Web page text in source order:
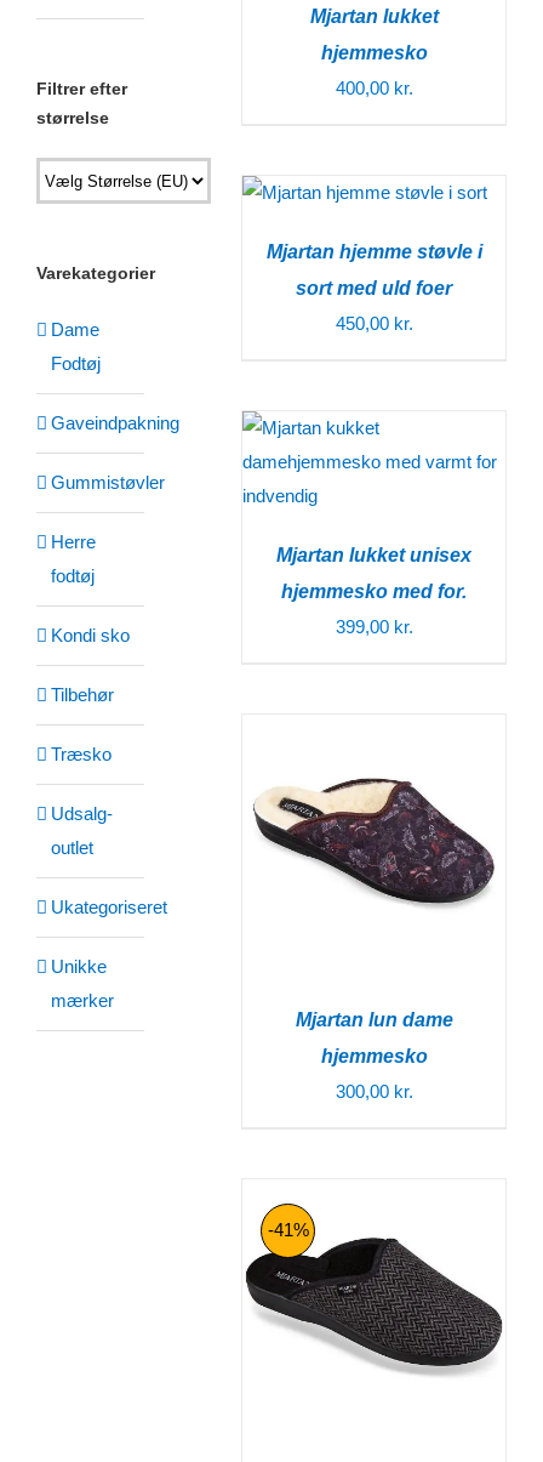
Mjartan lukket
hjemmesko
400,00 kr.
Mjartan hjemme støvle i
sort med uld foer
450,00 kr.
Mjartan lukket unisex
hjemmesko med for.
399,00 kr.
Mjartan lun dame
hjemmesko
300,00 kr.
-41%
pris
pris
Filtrer efter
størrelse
Varekategorier
Dame
Fodtøj
Gaveindpakning
Gummistøvler
Herre
fodtøj
Kondi sko
Tilbehør
Træsko
Udsalg-
outlet
Ukategoriseret
Unikke
mærker